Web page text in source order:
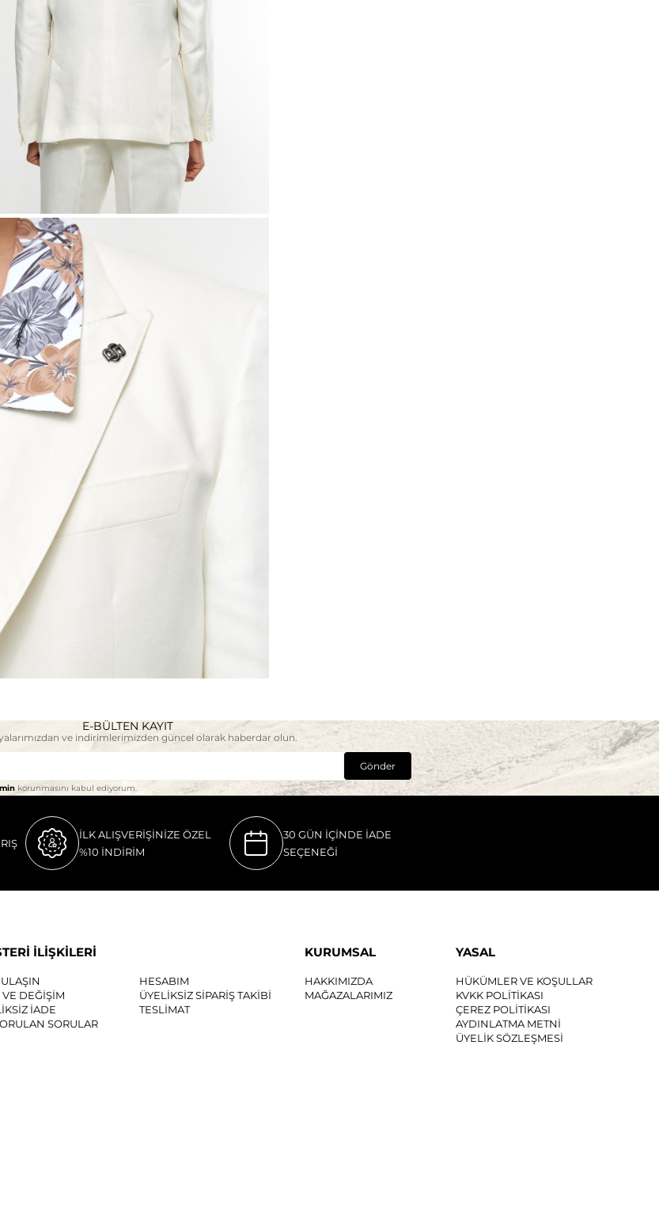
E-BÜLTEN KAYIT
ve indirimlerimizden güncel olarak haberdar olun.
Gönder
korunmasını kabul ediyorum.
İLK ALIŞVERİŞİNİZE ÖZEL
%10 İNDİRİM
30 GÜN İÇİNDE İADE
SEÇENEĞİ
İLİŞKİLERİ
HESABIM
DEĞİŞİM
ÜYELİKSİZ SİPARİŞ TAKİBİ
İADE
TESLİMAT
SORULAR
KURUMSAL
HAKKIMIZDA
MAĞAZALARIMIZ
YASAL
HÜKÜMLER VE KOŞULLAR
KVKK POLİTİKASI
ÇEREZ POLİTİKASI
AYDINLATMA METNİ
ÜYELİK SÖZLEŞMESİ